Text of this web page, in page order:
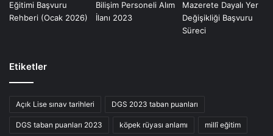
Etiketler
Açık Lise sınav tarihleri DGS 2023 taban puanları
DGS taban puanları 2023 köpek rüyası anlamı millî eğitim